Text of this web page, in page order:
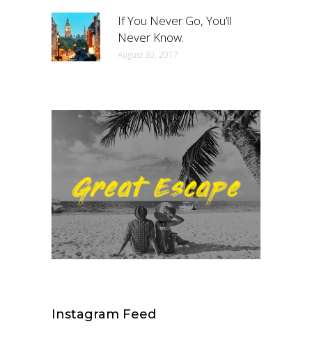
If You Never Go, You’ll
Never Know.
August 30, 2017
Instagram Feed